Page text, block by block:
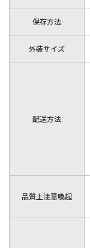
保存方法
外装サイズ
配送方法
品質上注意喚起